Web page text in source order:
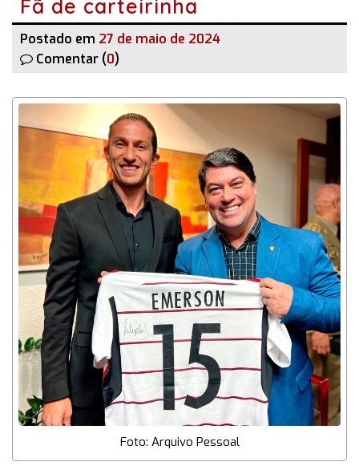
Fã de carteirinha
Postado em 27 de maio de 2024
Comentar (0)
Foto: Arquivo Pessoal